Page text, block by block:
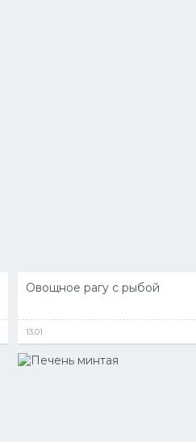
Овощное рагу с рыбой
13.01